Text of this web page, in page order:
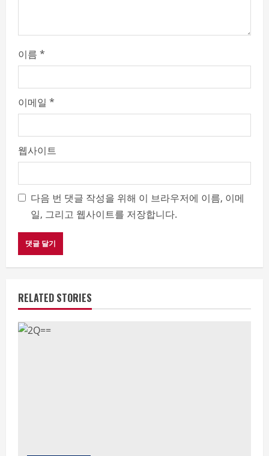
이름 *
이메일 *
웹사이트
다음 번 댓글 작성을 위해 이 브라우저에 이름, 이메
일, 그리고 웹사이트를 저장합니다.
RELATED STORIES